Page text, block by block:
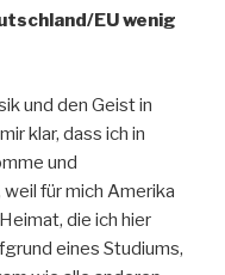
EU wenig
und den Geist in
klar, dass ich in
und
für mich Amerika
die ich hier
eines Studiums,